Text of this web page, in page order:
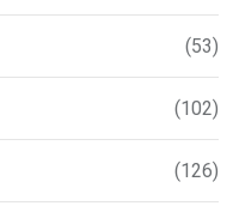
(53)
(102)
(126)